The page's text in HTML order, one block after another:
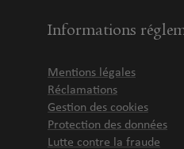
Voir plus
Informations
Mentions légales
Réclamations
Gestion des cookies
Protection des données
Lutte contre la fraude